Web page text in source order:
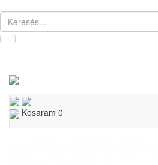
Kosaram 0